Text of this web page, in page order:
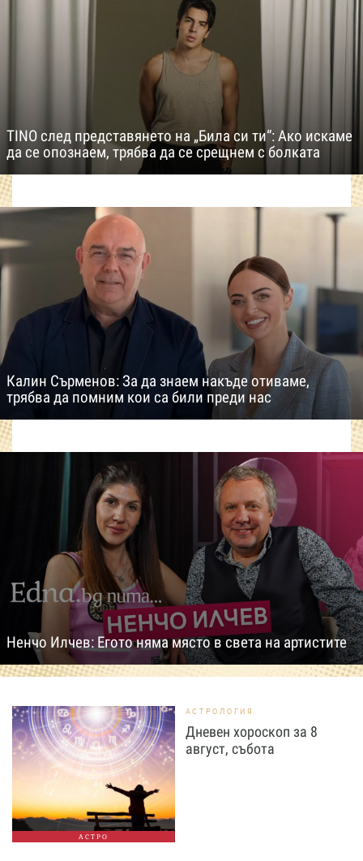
TINO след представянето на „Била си ти“: Ако искаме
да се опознаем, трябва да се срещнем с болката
Калин Сърменов: За да знаем накъде отиваме,
трябва да помним кои са били преди нас
Ненчо Илчев: Егото няма място в света на артистите
АСТРО
АСТРОЛОГИЯ
Дневен хороскоп за 8
август, събота